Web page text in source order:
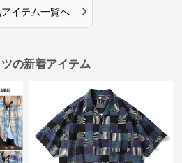
アイテム一覧へ ›
の新着アイテム